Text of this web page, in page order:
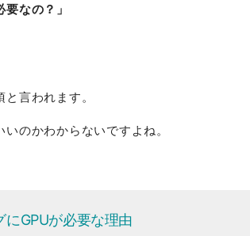
なの？」
言われます。
のかわからないですよね。
GPUが必要な理由